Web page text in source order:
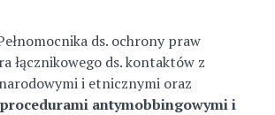
ds. ochrony praw
łącznikowego ds. kontaktów z
i etnicznymi oraz
procedurami antymobbingowymi i